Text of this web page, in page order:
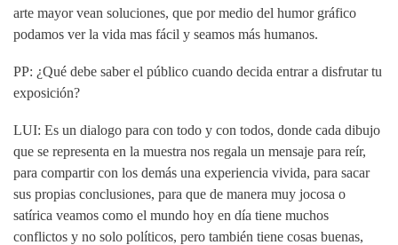
arte mayor vean soluciones, que por medio del humor gráfico
podamos ver la vida mas fácil y seamos más humanos.
PP: ¿Qué debe saber el público cuando decida entrar a disfrutar tu
exposición?
LUI: Es un dialogo para con todo y con todos, donde cada dibujo
que se representa en la muestra nos regala un mensaje para reír,
para compartir con los demás una experiencia vivida, para sacar
sus propias conclusiones, para que de manera muy jocosa o
satírica veamos como el mundo hoy en día tiene muchos
conflictos y no solo políticos, pero también tiene cosas buenas,